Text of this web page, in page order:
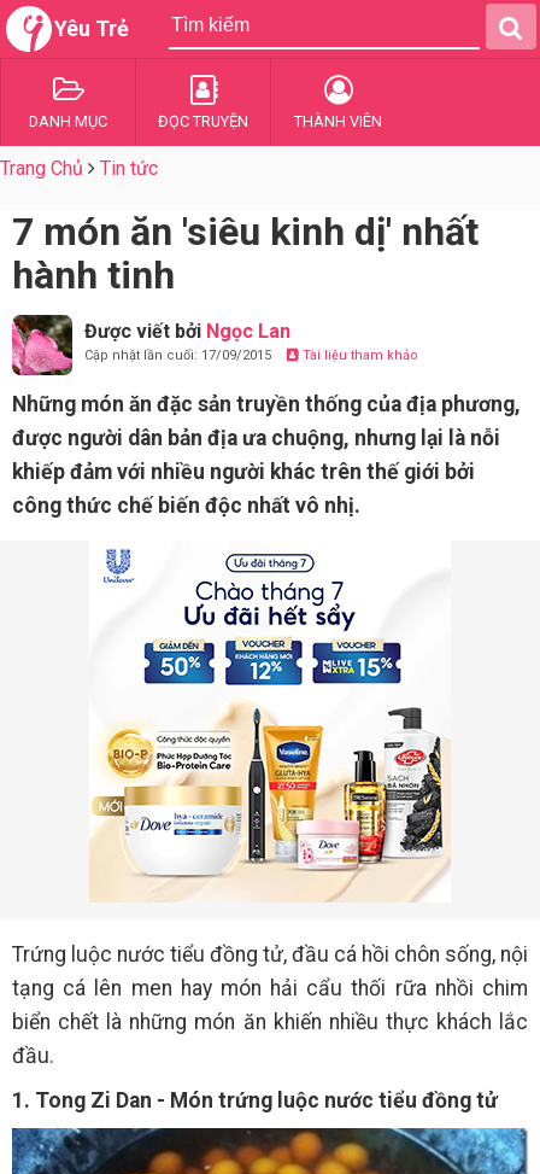
Yêu Trẻ
DANH MỤC ĐỌC TRUYỆN THÀNH VIÊN
Trang Chủ Tin tức
7 món ăn 'siêu kinh dị' nhất
hành tinh
Được viết bởi Ngọc Lan
Cập nhật lần cuối: 17/09/2015 Tài liệu tham khảo
Những món ăn đặc sản truyền thống của địa phương,
được người dân bản địa ưa chuộng, nhưng lại là nỗi
khiếp đảm với nhiều người khác trên thế giới bởi
công thức chế biến độc nhất vô nhị.
Trứng luộc nước tiểu đồng tử, đầu cá hồi chôn sống, nội
tạng cá lên men hay món hải cẩu thối rữa nhồi chim
biển chết là những món ăn khiến nhiều thực khách lắc
đầu.
1. Tong Zi Dan - Món trứng luộc nước tiểu đồng tử